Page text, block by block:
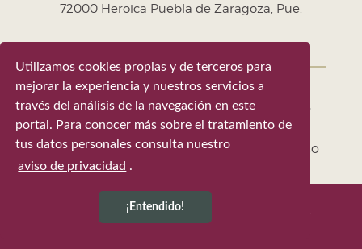
Utilizamos cookies propias y de terceros para
mejorar la experiencia y nuestros servicios a
través del análisis de la navegación en este
portal. Para conocer más sobre el tratamiento de
tus datos personales consulta nuestro
aviso de privacidad .
¡Entendido!
72000 Heroica Puebla de Zaragoza, Pue.
Gobierno de la Ciudad de Puebla 2024-
2027
Tel. +52 (222) 309 43 00 - Puebla, Pue. México
Última actualización 8 de agosto de 2026